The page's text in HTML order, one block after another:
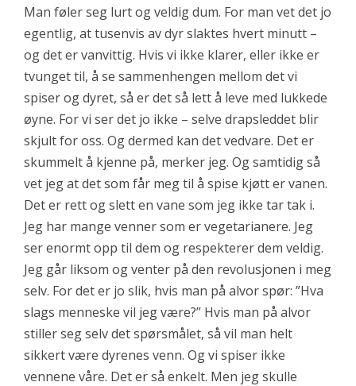
Man føler seg lurt og veldig dum. For man vet det jo
egentlig, at tusenvis av dyr slaktes hvert minutt –
og det er vanvittig. Hvis vi ikke klarer, eller ikke er
tvunget til, å se sammenhengen mellom det vi
spiser og dyret, så er det så lett å leve med lukkede
øyne. For vi ser det jo ikke – selve drapsleddet blir
skjult for oss. Og dermed kan det vedvare. Det er
skummelt å kjenne på, merker jeg. Og samtidig så
vet jeg at det som får meg til å spise kjøtt er vanen.
Det er rett og slett en vane som jeg ikke tar tak i.
Jeg har mange venner som er vegetarianere. Jeg
ser enormt opp til dem og respekterer dem veldig.
Jeg går liksom og venter på den revolusjonen i meg
selv. For det er jo slik, hvis man på alvor spør: ”Hva
slags menneske vil jeg være?” Hvis man på alvor
stiller seg selv det spørsmålet, så vil man helt
sikkert være dyrenes venn. Og vi spiser ikke
vennene våre. Det er så enkelt. Men jeg skulle